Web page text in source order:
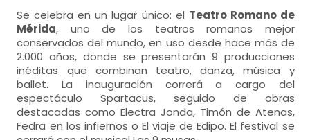
Se celebra en un lugar único: el Teatro Romano de
Mérida, uno de los teatros romanos mejor
conservados del mundo, en uso desde hace más de
2.000 años, donde se presentarán 9 producciones
inéditas que combinan teatro, danza, música y
ballet. La inauguración correrá a cargo del
espectáculo Spartacus, seguido de obras
destacadas como Electra Jonda, Timón de Atenas,
Fedra en los infiernos o El viaje de Edipo. El festival se